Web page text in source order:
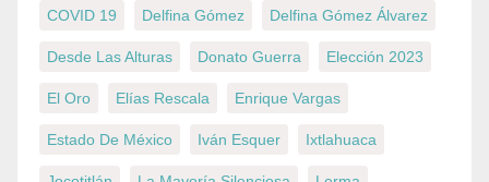
COVID 19 Delfina Gómez Delfina Gómez Álvarez
Desde Las Alturas Donato Guerra Elección 2023
El Oro Elías Rescala Enrique Vargas
Estado De México Iván Esquer Ixtlahuaca